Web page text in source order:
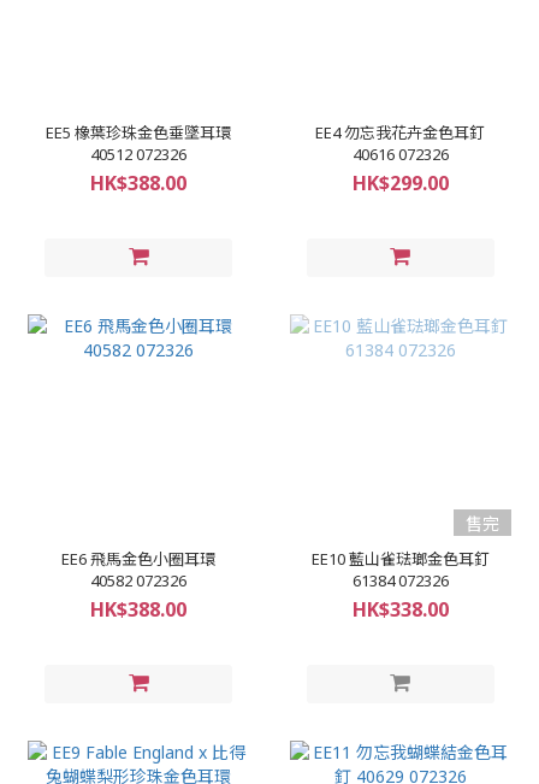
EE5 橡葉珍珠金色垂墜耳環
40512 072326
HK$388.00
EE4 勿忘我花卉金色耳釘
40616 072326
HK$299.00
EE6 飛馬金色小圈耳環
40582 072326
HK$388.00
售完
EE10 藍山雀琺瑯金色耳釘
61384 072326
HK$338.00